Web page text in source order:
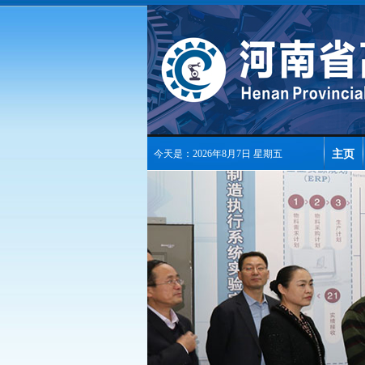
今天是：2026年8月7日 星期五 主页